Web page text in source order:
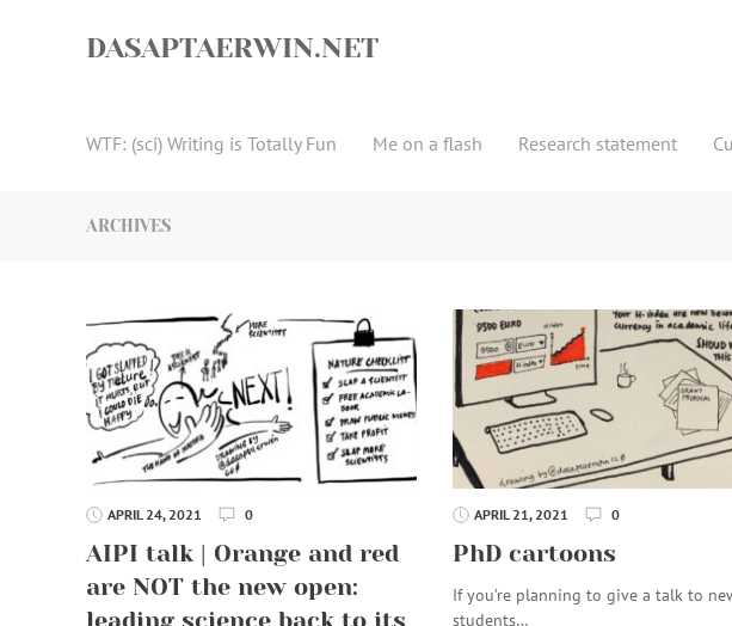
DASAPTAERWIN.NET
WTF: (sci) Writing is Totally Fun Me on a flash Research statement
ARCHIVES
APRIL 24, 2021 0
AIPI talk | Orange and red
are NOT the new open:
APRIL 21, 2021 0
PhD cartoons
If you’re planning to give a talk to
students…